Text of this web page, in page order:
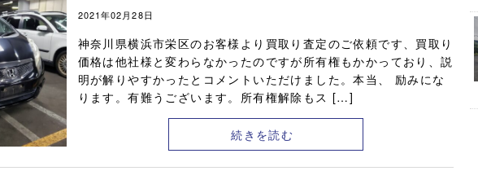
2021年02月28日
神奈川県横浜市栄区のお客様より買取り査定のご依頼です、買取り
価格は他社様と変わらなかったのですが所有権もかかっており、説
明が解りやすかったとコメントいただけました。本当、 励みにな
ります。有難うございます。所有権解除もス […]
続きを読む